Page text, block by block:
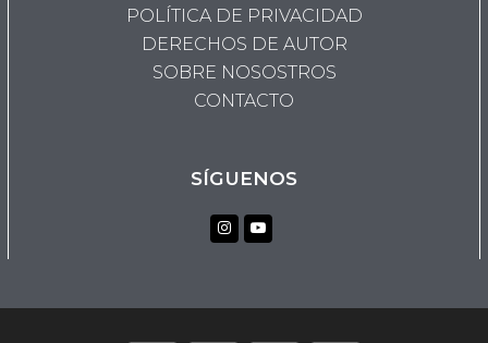
POLÍTICA DE PRIVACIDAD
DERECHOS DE AUTOR
SOBRE NOSOSTROS
CONTACTO
SÍGUENOS
InstagramYoutube